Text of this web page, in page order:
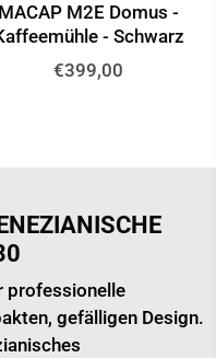
MACAP M2E Domus -
- Schwarz
Normaler
€399,00
professionelle
gefälligen Design.